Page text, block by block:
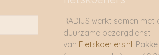
RADIJS werkt samen met
duurzame bezorgdienst
van Fietskoeriers.nl .